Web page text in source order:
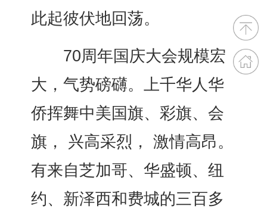
此起彼伏地回荡。
70周年国庆大会规模宏
大，气势磅礴。上千华人华
侨挥舞中美国旗、彩旗、会
旗， 兴高采烈， 激情高昂。
有来自芝加哥、华盛顿、纽
约、新泽西和费城的三百多